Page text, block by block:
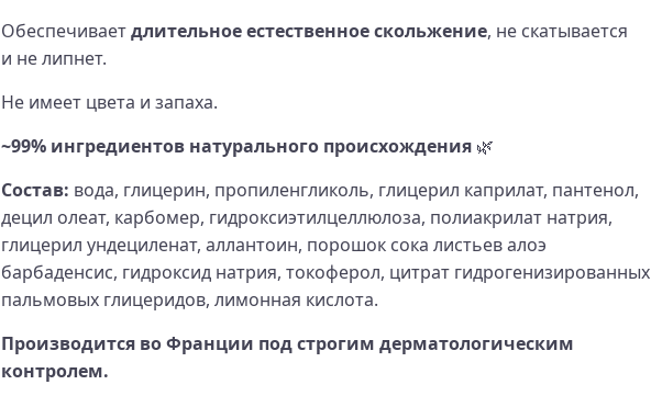
Обеспечиваетдлительное естественное скольжение, не скатывается
и не липнет.
Не имеет цвета и запаха.
~99% ингредиентов натурального происхождения🌿
Состав: вода, глицерин, пропиленгликоль, глицерил каприлат, пантенол,
децил олеат, карбомер, гидроксиэтилцеллюлоза, полиакрилат натрия,
глицерил ундециленат, аллантоин, порошок сока листьев алоэ
барбаденсис, гидроксид натрия, токоферол, цитрат гидрогенизированных
пальмовых глицеридов, лимонная кислота.
Производится во Франции под строгим дерматологическим
контролем.